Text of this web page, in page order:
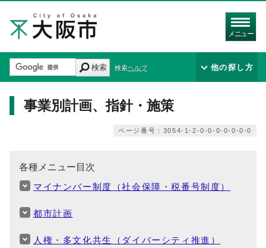
メニュー
検索 検索ヘルプ 他の探し方
事業別計画、指針・施策
ページ番号：3054-1-2-0-0-0-0-0-0-0
各種メニュー目次
マイナンバー制度（社会保障・税番号制度）
都市計画
人権・多文化共生（ダイバーシティ推進）